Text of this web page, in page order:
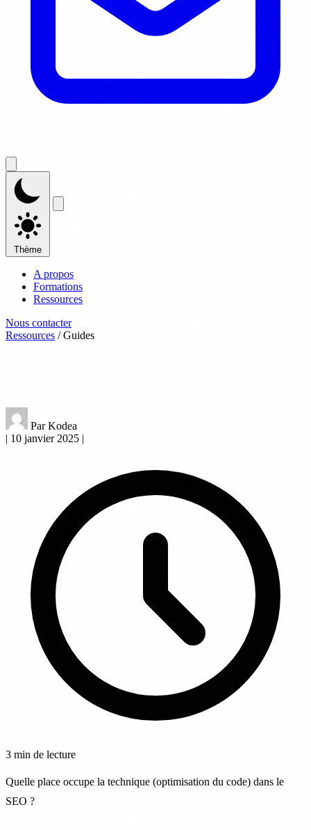
Thème
A propos
Formations
Ressources
Nous contacter
Ressources / Guides
Par Kodea
| 10 janvier 2025 |
3 min de lecture
Quelle place occupe la technique (optimisation du code) dans le
SEO ?